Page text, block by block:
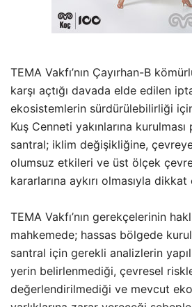
TEMA Vakfı’nın Çayırhan-B
karşı açtığı davada elde edilen
ekosistemlerin sürdürülebilirliği
Kuş Cenneti yakınlarına
santral; iklim değişikliğine, çevreye
olumsuz etkileri ve üst ölçek
kararlarına aykırı olmasıyla
TEMA Vakfı’nın gerekçelerinin
mahkemede; hassas bölgede
santral için gerekli analizlerin
yerin belirlenmediği, çevresel
değerlendirilmediği ve mevcut